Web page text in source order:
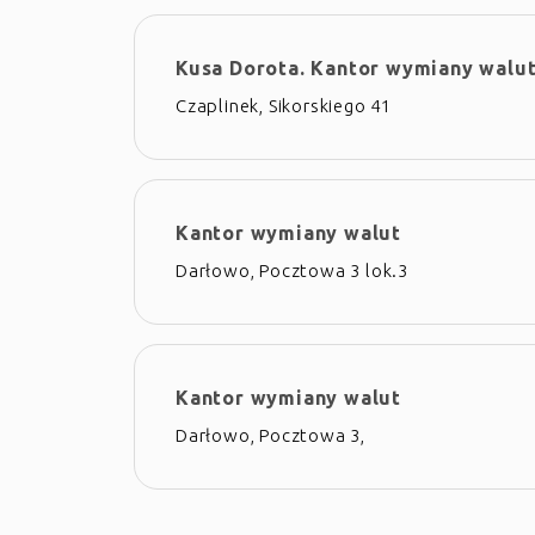
Kusa Dorota. Kantor wymiany
Czaplinek, Sikorskiego 41
Kantor wymiany walut
Darłowo, Pocztowa 3 lok.3
Kantor wymiany walut
Darłowo, Pocztowa 3,